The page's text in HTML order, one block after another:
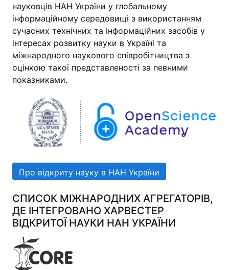
науковців НАН України у глобальному
інформаційному середовищі з використанням
сучасних технічних та інформаційних засобів у
інтересах розвитку науки в Україні та
міжнародного наукового співробітництва з
оцінкою такої представленості за певними
показниками.
Про відкриту науку в НАН України
СПИСОК МІЖНАРОДНИХ АГРЕГАТОРІВ,
ДЕ ІНТЕГРОВАНО ХАРВЕСТЕР
ВІДКРИТОЇ НАУКИ НАН УКРАЇНИ